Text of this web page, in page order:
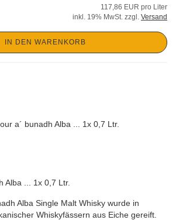
117,86 EUR pro Liter
inkl. 19% MwSt. zzgl. Versand
IN DEN WARENKORB
Alba ... 1x 0,7 Ltr.
Alba Single Malt Whisky wurde in
Whiskyfässern aus Eiche gereift.